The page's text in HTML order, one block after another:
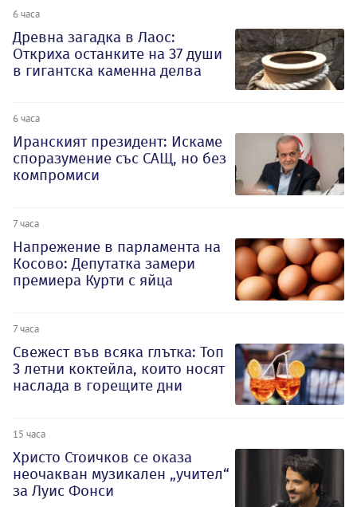
6 часа
Древна загадка в Лаос:
Откриха останките на 37 души
в гигантска каменна делва
6 часа
Иранският президент: Искаме
споразумение със САЩ, но без
компромиси
7 часа
Напрежение в парламента на
Косово: Депутатка замери
премиера Курти с яйца
7 часа
Свежест във всяка глътка: Топ
3 летни коктейла, които носят
наслада в горещите дни
15 часа
Христо Стоичков се оказа
неочакван музикален „учител“
за Луис Фонси